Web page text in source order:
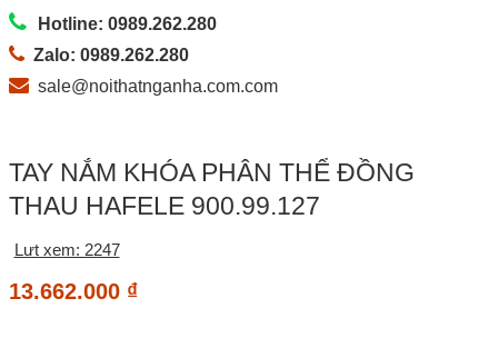
Hotline: 0989.262.280
Zalo: 0989.262.280
sale@noithatnganha.com.com
TAY NẮM KHÓA PHÂN THỂ ĐỒNG
THAU HAFELE 900.99.127
Lưt xem: 2247
13.662.000 ₫